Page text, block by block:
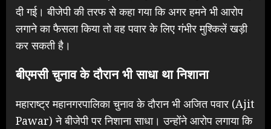
दी गई। बीजेपी की तरफ से कहा गया कि अगर हमने भी आरोप
लगाने का फैसला किया तो वह पवार के लिए गंभीर मुश्किलें खड़ी
कर सकती है।
बीएमसी चुनाव के दौरान भी साधा था निशाना
महाराष्ट्र महानगरपालिका चुनाव के दौरान भी अजित पवार (Ajit
Pawar) ने बीजेपी पर निशाना साधा। उन्होंने आरोप लगाया कि